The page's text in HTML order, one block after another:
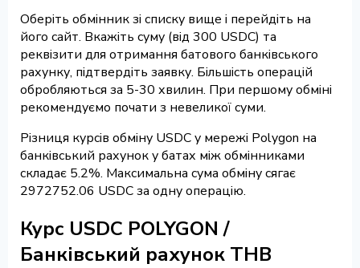
Оберіть обмінник зі списку вище і перейдіть на
його сайт. Вкажіть суму (від 300 USDC) та
реквізити для отримання батового банківського
рахунку, підтвердіть заявку. Більшість операцій
обробляються за 5-30 хвилин. При першому обміні
рекомендуємо почати з невеликої суми.
Різниця курсів обміну USDC у мережі Polygon на
банківський рахунок у батах між обмінниками
складає 5.2%. Максимальна сума обміну сягає
2972752.06 USDC за одну операцію.
Курс USDC POLYGON /
Банківський рахунок THB